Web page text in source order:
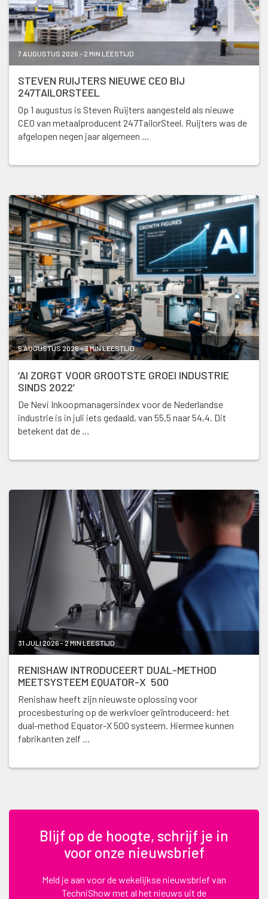
7 AUGUSTUS 2026 - 2 MIN LEESTIJD
STEVEN RUIJTERS NIEUWE CEO BIJ
247TAILORSTEEL
Op 1 augustus is Steven Ruijters aangesteld als nieuwe
CEO van metaalproducent 247TailorSteel. Ruijters was de
afgelopen negen jaar algemeen …
5 AUGUSTUS 2026 - 3 MIN LEESTIJD
‘AI ZORGT VOOR GROOTSTE GROEI INDUSTRIE
SINDS 2022’
De Nevi Inkoopmanagersindex voor de Nederlandse
industrie is in juli iets gedaald, van 55,5 naar 54,4. Dit
betekent dat de …
31 JULI 2026 - 2 MIN LEESTIJD
RENISHAW INTRODUCEERT DUAL-METHOD
MEETSYSTEEM EQUATOR-X 500
Renishaw heeft zijn nieuwste oplossing voor
procesbesturing op de werkvloer geïntroduceerd: het
dual-method Equator-X 500 systeem. Hiermee kunnen
fabrikanten zelf …
Blijf op de hoogte, schrijf je in
voor onze nieuwsbrief
Meld je aan voor de wekelijkse nieuwsbrief van
TechniShow met al het nieuws uit de